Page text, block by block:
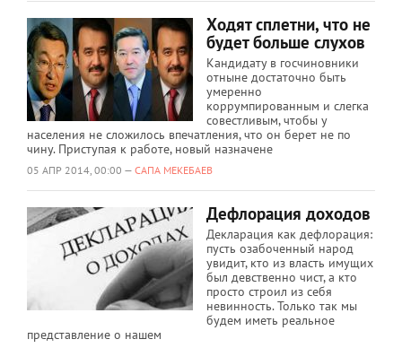
Ходят сплетни, что не
будет больше слухов
Кандидату в госчиновники
отныне достаточно быть
умеренно
коррумпированным и слегка
совестливым, чтобы у
населения не сложилось впечатления, что он берет не по
чину. Приступая к работе, новый назначене
05 АПР 2014, 00:00 — САПА МЕКЕБАЕВ
Дефлорация доходов
Декларация как дефлорация:
пусть озабоченный народ
увидит, кто из власть имущих
был девственно чист, а кто
просто строил из себя
невинность. Только так мы
будем иметь реальное
представление о нашем